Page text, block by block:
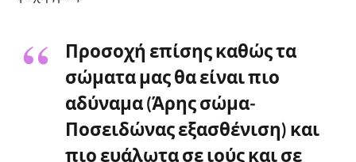
Προσοχή επίσης καθώς τα
σώματα μας θα είναι πιο
αδύναμα (Άρης σώμα-
Ποσειδώνας εξασθένιση) και
πιο ευάλωτα σε ιούς και σε